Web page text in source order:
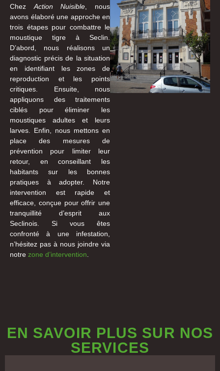
Chez Action Nuisible , nous
avons élaboré une approche en
trois étapes pour combattre le
moustique tigre à Seclin.
D’abord, nous réalisons un
diagnostic précis de la situation
en identifiant les zones de
reproduction et les points
critiques. Ensuite, nous
appliquons des traitements
ciblés pour éliminer les
moustiques adultes et leurs
larves. Enfin, nous mettons en
place des mesures de
prévention pour limiter leur
retour, en conseillant les
habitants sur les bonnes
pratiques à adopter. Notre
intervention est rapide et
efficace, conçue pour offrir une
tranquillité d’esprit aux
Seclinois. Si vous êtes
confronté à une infestation,
n’hésitez pas à nous joindre via
notre zone d’intervention
EN SAVOIR PLUS SUR NOS
SERVICES